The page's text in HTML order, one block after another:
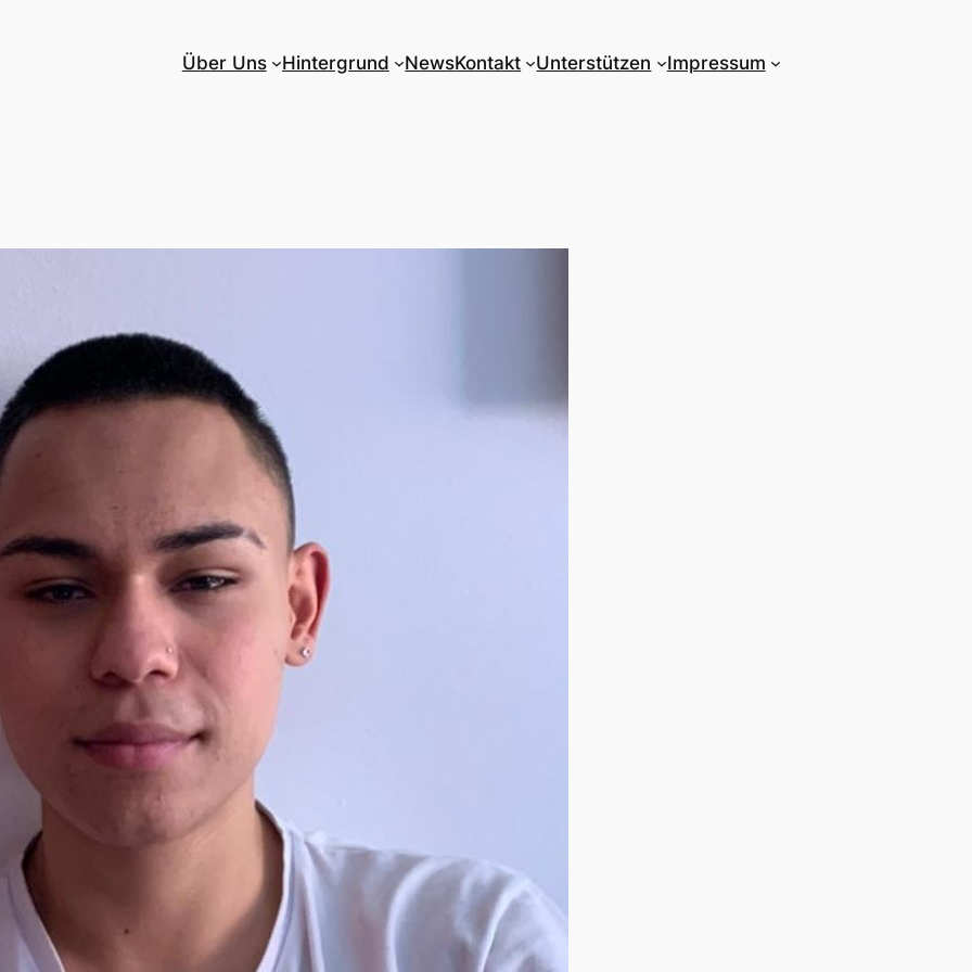
Über Uns Hintergrund NewsKontakt Unterstützen Impressum